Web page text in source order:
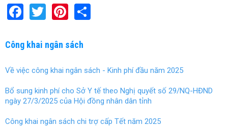
F
ce
o
o
k
T
tt
Pi
er
t
Công khai ngân sách
Về việc công khai ngân sách - Kinh phí đầu năm 2025
Bổ sung kinh phí cho Sở Y tế theo Nghị quyết số 29/NQ-HĐND
ngày 27/3/2025 của Hội đồng nhân dân tỉnh
Công khai ngân sách chi trợ cấp Tết năm 2025